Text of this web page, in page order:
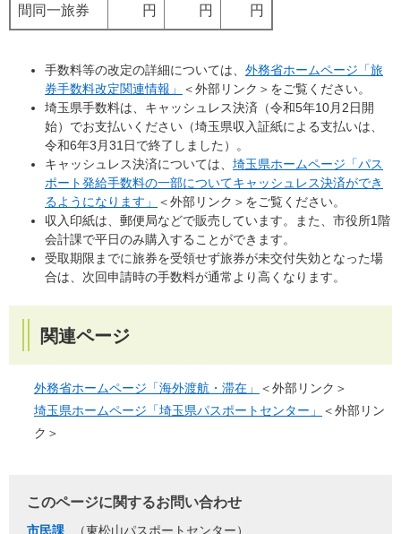
間同一旅券
円
円
円
手数料等の改定の詳細については、 外務省ホームページ「旅
券手数料改定関連情報」
＜外部リンク＞ をご覧ください。
埼玉県手数料は、キャッシュレス決済（令和5年10月2日開
始）でお支払いください（埼玉県収入証紙による支払いは、
令和6年3月31日で終了しました）。
キャッシュレス決済については、 埼玉県ホームページ「パス
ポート発給手数料の一部についてキャッシュレス決済ができ
るようになります」
＜外部リンク＞ をご覧ください。
収入印紙は、郵便局などで販売しています。また、市役所1階
会計課で平日のみ購入することができます。
受取期限までに旅券を受領せず旅券が未交付失効となった場
合は、次回申請時の手数料が通常より高くなります。
関連ページ
外務省ホームページ「海外渡航・滞在」
＜外部リンク＞
埼玉県ホームページ「埼玉県パスポートセンター」
＜外部リン
ク＞
このページに関するお問い合わせ
市民課
東松山パスポートセンター